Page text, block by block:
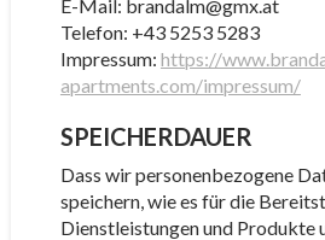
E-Mail: brandalm@gmx.at
Telefon: +43 5253 5283
Impressum: https://
apartments.com/impressum/
SPEICHERDAUER
Dass wir personenbezogene
speichern, wie es für die
Dienstleistungen und Produkte